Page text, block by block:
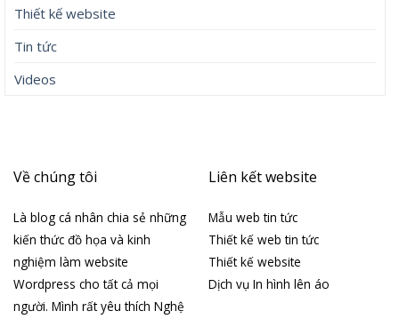
Thiết kế website
Tin tức
Videos
Về chúng tôi
Là blog cá nhân chia sẻ những
kiến thức đồ họa và kinh
nghiệm làm website
Wordpress cho tất cả mọi
người. Mình rất yêu thích Nghệ
Liên kết website
Mẫu web tin tức
Thiết kế web tin tức
Thiết kế website
Dịch vụ In hình lên áo